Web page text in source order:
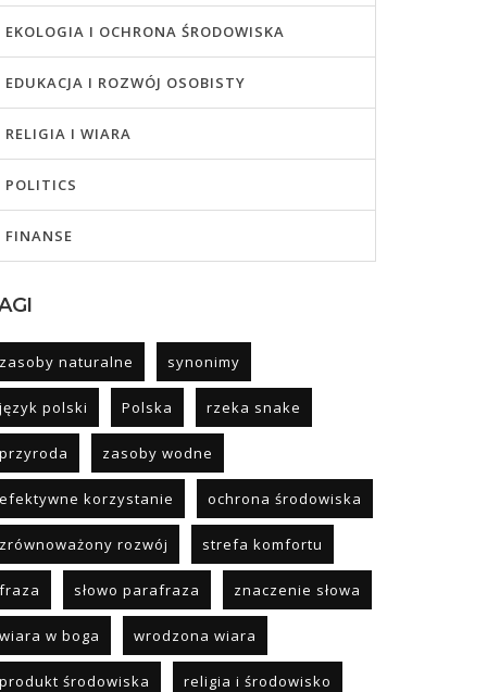
EKOLOGIA I OCHRONA ŚRODOWISKA
EDUKACJA I ROZWÓJ OSOBISTY
RELIGIA I WIARA
POLITICS
FINANSE
zasoby naturalne synonimy
język polski Polska rzeka snake
przyroda zasoby wodne
efektywne korzystanie ochrona środowiska
zrównoważony rozwój strefa komfortu
fraza słowo parafraza znaczenie słowa
wiara w boga wrodzona wiara
produkt środowiska religia i środowisko